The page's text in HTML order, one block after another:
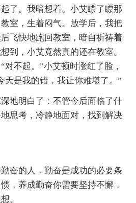
了。我暗想着。小艾瞟了瞟那
室，生着闷气。放学后，我把
飞快地跑回教室，暗自祈祷着
到，小艾竟然真的还在教室。
对不起。”小艾顿时涨红了脸，
天是我的错，我让你难堪了。”
明白了：不管今后面临了什
思考，冷静地面对，找到解决
的人，勤奋是成功的必要条
，养成勤奋你需要坚持不懈，
。